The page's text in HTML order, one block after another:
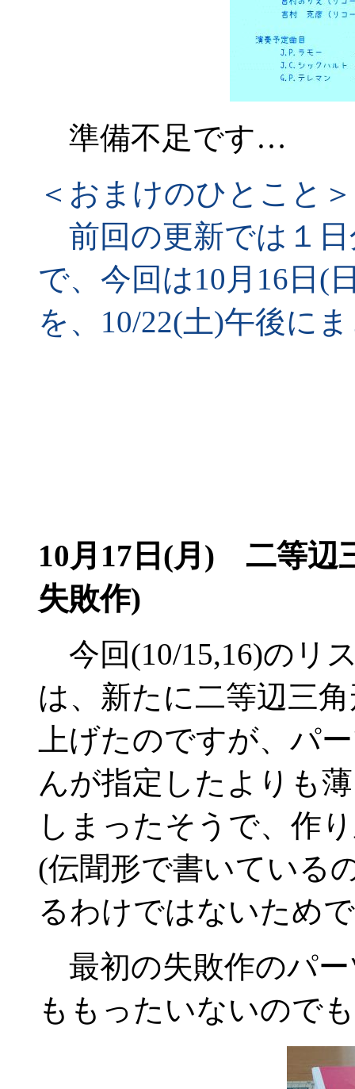
準備不足です…
＜おまけのひとこと＞
前回の更新では１
で、今回は10月16日(
を、10/22(土)午後に
10月17日(月) 二等辺
失敗作)
今回(10/15,16)のリ
は、新たに二等辺三
上げたのですが、パ
んが指定したよりも
しまったそうで、作
(伝聞形で書いている
るわけではないため
最初の失敗作のパ
ももったいないので